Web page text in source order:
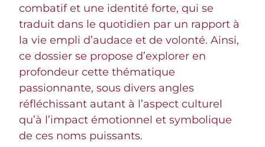
combatif et une identité forte, qui se
traduit dans le quotidien par un rapport à
la vie empli d’audace et de volonté. Ainsi,
ce dossier se propose d’explorer en
profondeur cette thématique
passionnante, sous divers angles
réfléchissant autant à l’aspect culturel
qu’à l’impact émotionnel et symbolique
de ces noms puissants.